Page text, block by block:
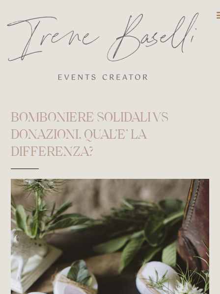
BOMBONIERE SOLIDALI VS
DONAZIONI, QUAL’E’ LA
DIFFERENZA?